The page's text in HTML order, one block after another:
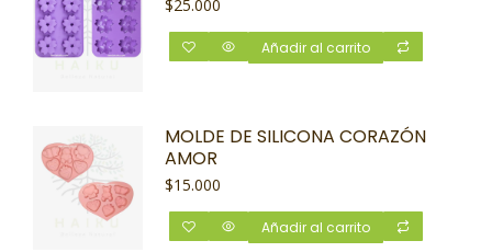
$25.000
Añadir al carrito
MOLDE DE SILICONA CORAZÓN
AMOR
$15.000
Añadir al carrito